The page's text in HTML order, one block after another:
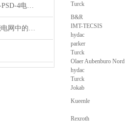
WIKA（德国威卡）-PSD-4电子压力开关
菲尼克斯电缆在智能电网中的应用
Turck
B&R
IMT-TECSIS
hydac
parker
Turck
Olaer Aubenburo Nord
hydac
Turck
Jokab
Kueenle
Rexroth